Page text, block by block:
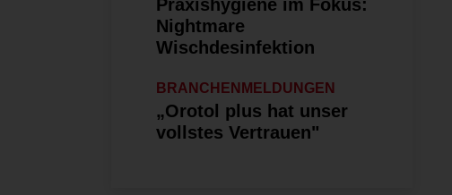
Praxishygiene im Fokus:
Nightmare
Wischdesinfektion
BRANCHENMELDUNGEN
„Orotol plus hat unser
vollstes Vertrauen"